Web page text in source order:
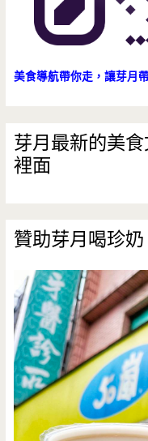
美食導航帶你走，讓芽月
芽月最新的美
裡面
贊助芽月喝珍奶